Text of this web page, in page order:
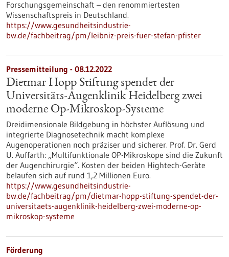
Forschungsgemeinschaft – den renommiertesten
Wissenschaftspreis in Deutschland.
https://www.gesundheitsindustrie-
bw.de/fachbeitrag/pm/leibniz-preis-fuer-stefan-pfister
Pressemitteilung - 08.12.2022
Dietmar Hopp Stiftung spendet der
Universitäts-Augenklinik Heidelberg zwei
moderne Op-Mikroskop-Systeme
Dreidimensionale Bildgebung in höchster Auflösung und
integrierte Diagnosetechnik macht komplexe
Augenoperationen noch präziser und sicherer. Prof. Dr. Gerd
U. Auffarth: „Multifunktionale OP-Mikroskope sind die Zukunft
der Augenchirurgie“. Kosten der beiden Hightech-Geräte
belaufen sich auf rund 1,2 Millionen Euro.
https://www.gesundheitsindustrie-
bw.de/fachbeitrag/pm/dietmar-hopp-stiftung-spendet-der-
universitaets-augenklinik-heidelberg-zwei-moderne-op-
mikroskop-systeme
Förderung